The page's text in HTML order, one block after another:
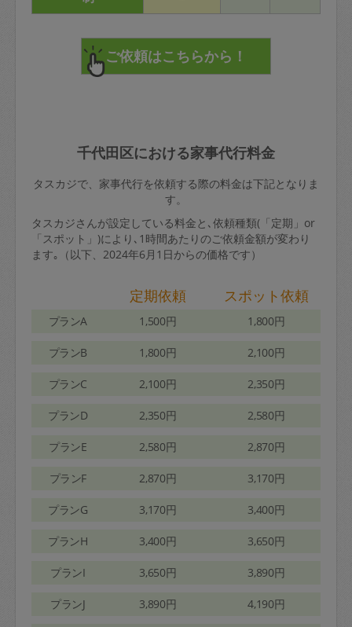
千代田区における家事代行料金
タスカジで、家事代行を依頼する際の料金は下記となりま
す。
タスカジさんが設定している料金と､依頼種類(「定期」or
「スポット」)により､1時間あたりのご依頼金額が変わり
ます｡（以下、2024年6月1日からの価格です）
定期依頼 スポット依頼
プランA 1,500円 1,800円
プランB 1,800円 2,100円
プランC 2,100円 2,350円
プランD 2,350円 2,580円
プランE 2,580円 2,870円
プランF 2,870円 3,170円
プランG 3,170円 3,400円
プランH 3,400円 3,650円
プランI 3,650円 3,890円
プランJ 3,890円 4,190円